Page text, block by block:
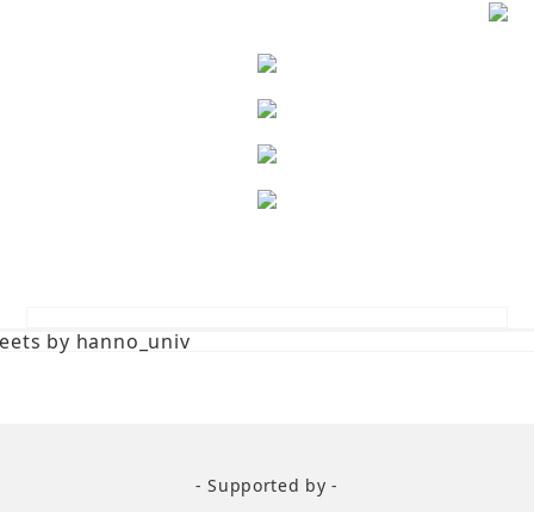
by hanno_univ
- Supported by -